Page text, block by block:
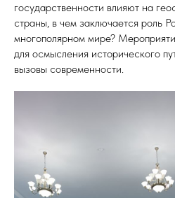
государственности влияют на
страны, в чем заключается роль
многополярном мире?
для осмысления исторического
вызовы современности.